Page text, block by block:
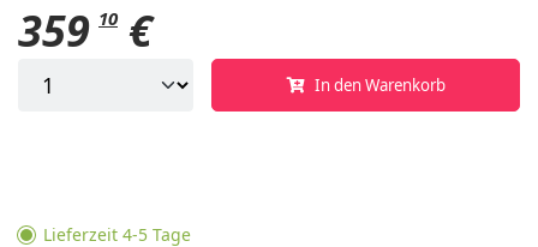
359 10 €
In den Warenkorb
Lieferzeit 4-5 Tage